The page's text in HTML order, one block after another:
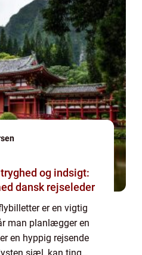
og indsigt:
dansk rejseleder
er en vigtig
man planlægger en
en hyppig rejsende
sjæl, kan ting